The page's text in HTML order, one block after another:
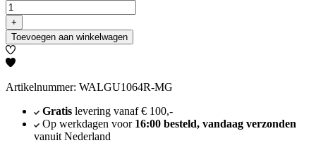
+
Toevoegen aan winkelwagen
Artikelnummer: WALGU1064R-MG
Gratislevering vanaf € 100,-
Op werkdagen voor 16:00 besteld, vandaag verzonden
vanuit Nederland